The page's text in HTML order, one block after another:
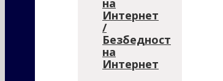
на
Интернет
/
Безбедност
на
Интернет